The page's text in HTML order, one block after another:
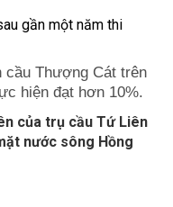
cầu Thượng Cát trên
hiện đạt hơn 10%.
của trụ cầu Tứ Liên
nước sông Hồng